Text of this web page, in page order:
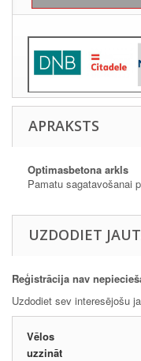
APRAKSTS
Optimasbetona arkls
Pamatu sagatavošanai
UZDODIET
Reģistrācija nav
Uzdodiet sev interesējošu
Vēlos
uzzināt